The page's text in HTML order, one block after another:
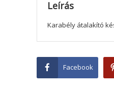
Leírás
Karabély átalakító
Facebook